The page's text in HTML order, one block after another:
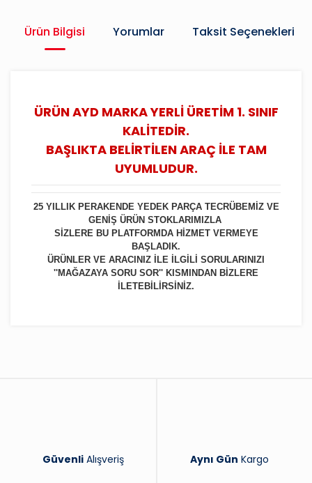
Ürün Bilgisi Yorumlar Taksit Seçenekleri
ÜRÜN AYD MARKA YERLİ ÜRETİM 1. SINIF
KALİTEDİR.
BAŞLIKTA BELİRTİLEN ARAÇ İLE TAM
UYUMLUDUR.
25 YILLIK PERAKENDE YEDEK PARÇA TECRÜBEMİZ VE
GENİŞ ÜRÜN STOKLARIMIZLA
SİZLERE BU PLATFORMDA HİZMET VERMEYE
BAŞLADIK.
ÜRÜNLER VE ARACINIZ İLE İLGİLİ SORULARINIZI
''MAĞAZAYA SORU SOR'' KISMINDAN BİZLERE
İLETEBİLİRSİNİZ.
Güvenli Alışveriş Aynı Gün Kargo